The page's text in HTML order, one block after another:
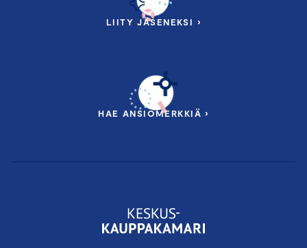
LIITY JÄSENEKSI ›
HAE ANSIOMERKKIÄ ›